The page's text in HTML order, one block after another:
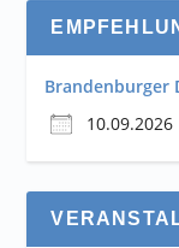
Brandenburger
10.09.2026